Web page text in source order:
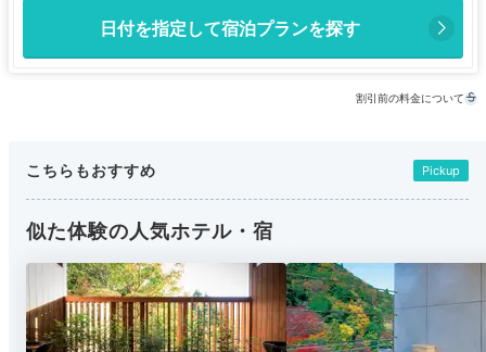
日付を指定して宿泊プランを探す
割引前の料金について
こちらもおすすめ Pickup
似た体験の人気ホテル・宿